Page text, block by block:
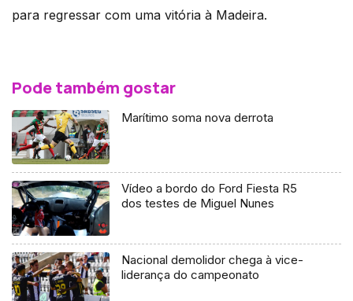
para regressar com uma vitória à Madeira.
Pode também gostar
Marítimo soma nova derrota
Vídeo a bordo do Ford Fiesta R5
dos testes de Miguel Nunes
Nacional demolidor chega à vice-
liderança do campeonato